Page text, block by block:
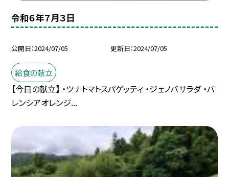
令和６年７月３日
公開日 2024/07/05 更新日 2024/07/05
給食の献立
【今日の献立】 ・ツナトマトスパゲッティ ・ジェノバサラダ ・バ
レンシアオレンジ...